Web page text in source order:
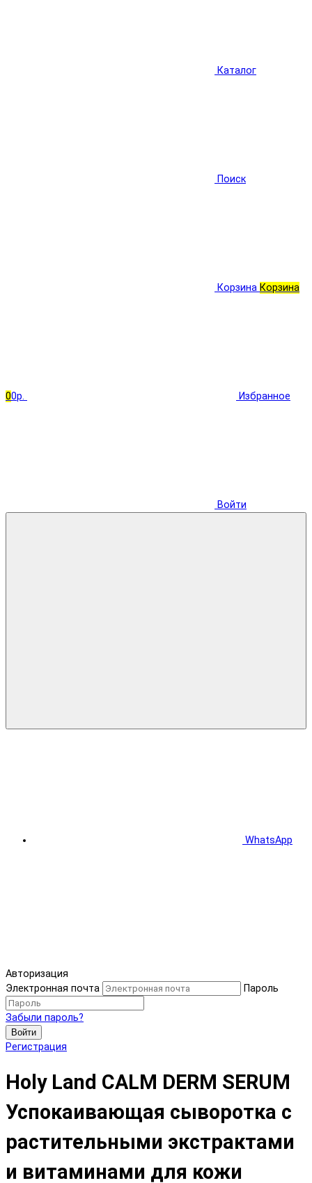
Каталог
Поиск
Корзина Корзина
00р. Избранное
Войти
WhatsApp
Авторизация
Электронная почта
Пароль
Забыли пароль?
Войти
Регистрация
Holy Land CALM DERM SERUM
Успокаивающая сыворотка с
растительными экстрактами
и витаминами для кожи